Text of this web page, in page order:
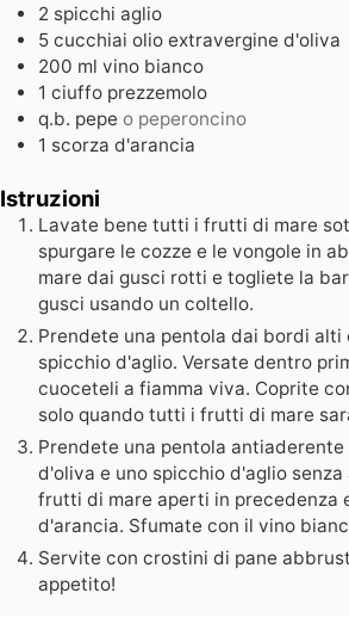
2 spicchi aglio
5 cucchiai olio extravergine d'oliva
200 ml vino bianco
1 ciuffo prezzemolo
q.b. pepe o peperoncino
1 scorza d'arancia
Istruzioni
Lavate bene tutti i frutti di mare
spurgare le cozze e le vongole in
mare dai gusci rotti e togliete la
gusci usando un coltello.
Prendete una pentola dai bordi
spicchio d'aglio. Versate dentro
cuoceteli a fiamma viva. Coprite
solo quando tutti i frutti di mare
Prendete una pentola
d'oliva e uno spicchio d'aglio
frutti di mare aperti in precedenza
d'arancia. Sfumate con il vino
Servite con crostini di pane
appetito!